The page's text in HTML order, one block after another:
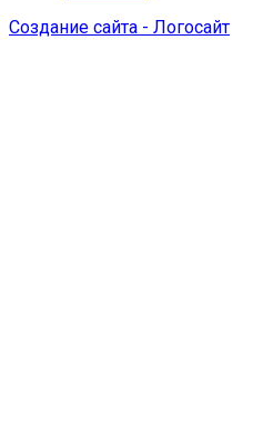
Создание сайта - Логосайт